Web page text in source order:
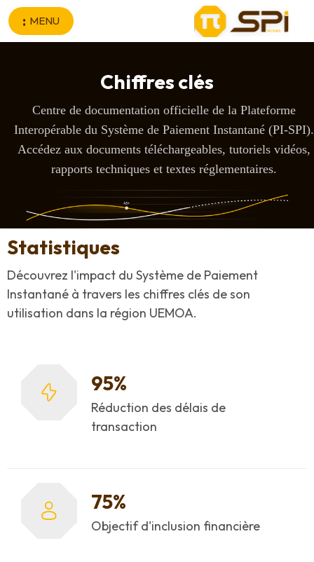
Aller au contenu principal
MENU
Chiffres clés
Centre de documentation officielle de la Plateforme
Interopérable du Système de Paiement Instantané (PI-SPI).
Accédez aux documents téléchargeables, tutoriels vidéos,
rapports techniques et textes réglementaires.
Statistiques
Découvrez l'impact du Système de Paiement
Instantané à travers les chiffres clés de son
utilisation dans la région UEMOA.
95%
Réduction des délais de
transaction
75%
Objectif d'inclusion financière